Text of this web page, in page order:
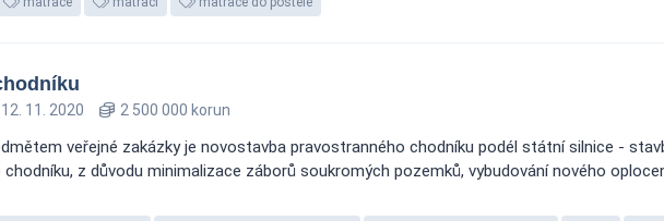
12. 11. 2020 2 500 000 korun
veřejné zakázky je novostavba pravostranného chodníku podél státní silnice -
z důvodu minimalizace záborů soukromých pozemků, vybudování nového